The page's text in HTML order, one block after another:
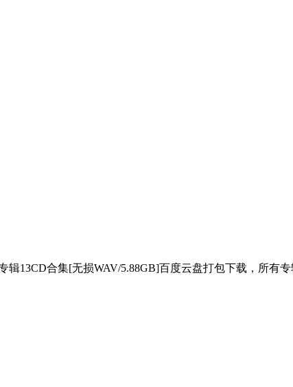
13CD合集[无损WAV/5.88GB]百度云盘打包下载，所有